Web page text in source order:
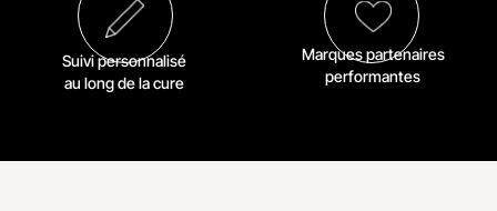
Suivi personnalisé
au long de la cure
Marques partenaires
performantes